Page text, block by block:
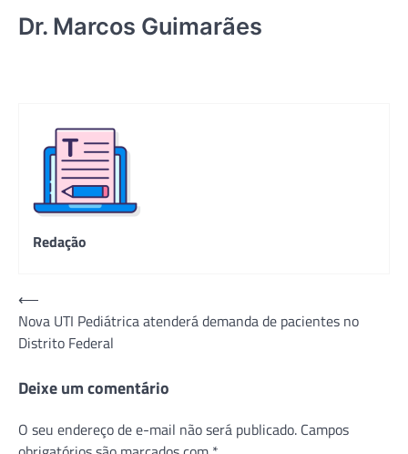
Dr. Marcos Guimarães
Redação
Navegação
de
Post
⟵
Nova UTI Pediátrica atenderá demanda de pacientes no
Distrito Federal
Deixe um comentário
O seu endereço de e-mail não será publicado. Campos